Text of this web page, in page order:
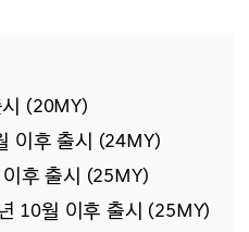
(20MY)
이후 출시 (24MY)
후 출시 (25MY)
10월 이후 출시 (25MY)